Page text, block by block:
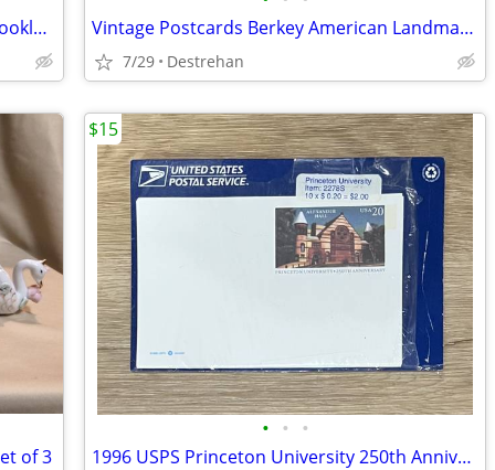
Vintage Chicago Plastichrome Picture Booklets and MSI Postcard Vintage Postcards Berkey American Landmark Prints, Set of 12
7/29 Destrehan
of 3
• • •
1996 USPS Princeton University 250th Anniversary Postcards
$15